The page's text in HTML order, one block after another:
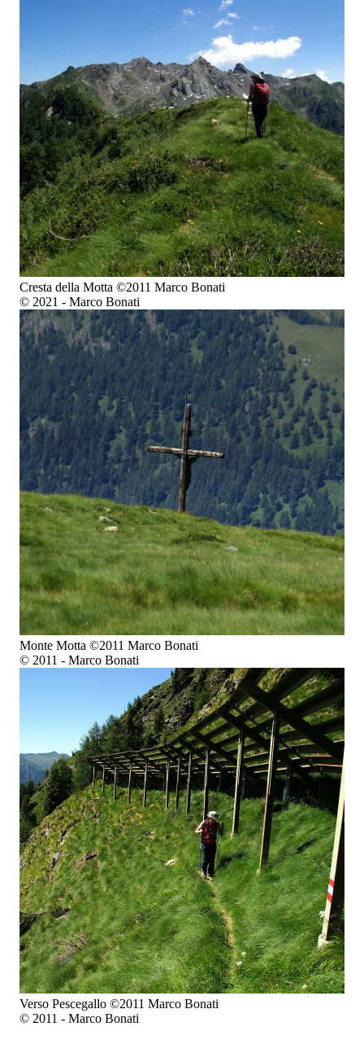
Cresta della Motta ©2011 Marco Bonati
© 2021 - Marco Bonati
Monte Motta ©2011 Marco Bonati
© 2011 - Marco Bonati
Verso Pescegallo ©2011 Marco Bonati
© 2011 - Marco Bonati